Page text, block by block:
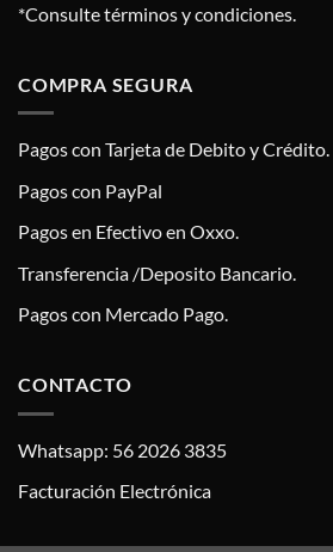
*Consulte términos y condiciones.
COMPRA SEGURA
Pagos con Tarjeta de Debito y Crédito.
Pagos con PayPal
Pagos en Efectivo en Oxxo.
Transferencia /Deposito Bancario.
Pagos con Mercado Pago.
CONTACTO
Whatsapp: 56 2026 3835
Facturación Electrónica